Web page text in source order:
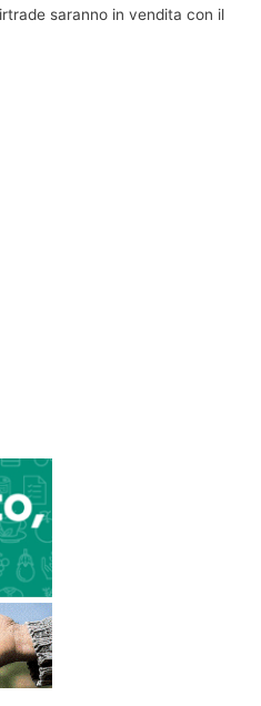
saranno in vendita con il